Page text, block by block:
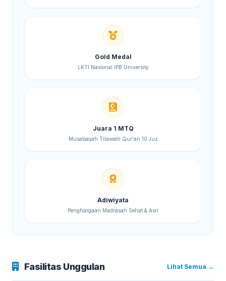
Gold Medal
LKTI Nasional IPB University
Juara 1 MTQ
Musabaqah Tilawatil Qur'an 10 Juz
Adiwiyata
Penghargaan Madrasah Sehat & Asri
Fasilitas Unggulan Lihat Semua →